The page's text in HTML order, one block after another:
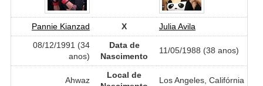
Pannie Kianzad X
Julia Avila
08/12/1991 (34
anos)
Data de
Nascimento
11/05/1988 (38 anos)
Ahwaz
Local de
Los Angeles, Califórnia